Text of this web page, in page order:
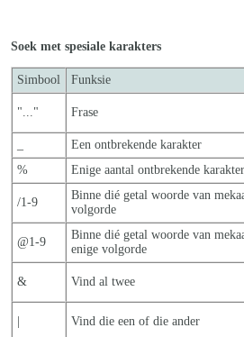
Soek met spesiale karakters
Simbool Funksie
"..." Frase
Een ontbrekende karakter
%
Enige aantal ontbrekende
/1-9
Binne dié getal woorde van
volgorde
@1-9
Binne dié getal woorde van
enige volgorde
& Vind al twee
Vind die een of die ander